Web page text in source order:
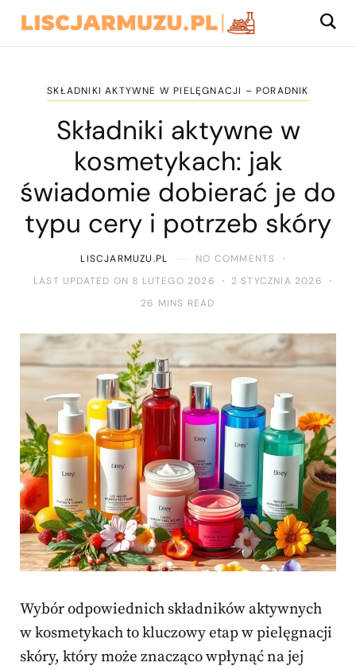
SKŁADNIKI AKTYWNE W PIELĘGNACJI – PORADNIK
Składniki aktywne w
kosmetykach: jak
świadomie dobierać je do
typu cery i potrzeb skóry
LISCJARMUZU.PL
NO COMMENTS
LAST UPDATED ON 8 LUTEGO 2026
2 STYCZNIA 2026
26 MINS READ
Wybór odpowiednich składników aktywnych
w kosmetykach to kluczowy etap w pielęgnacji
skóry, który może znacząco wpłynąć na jej